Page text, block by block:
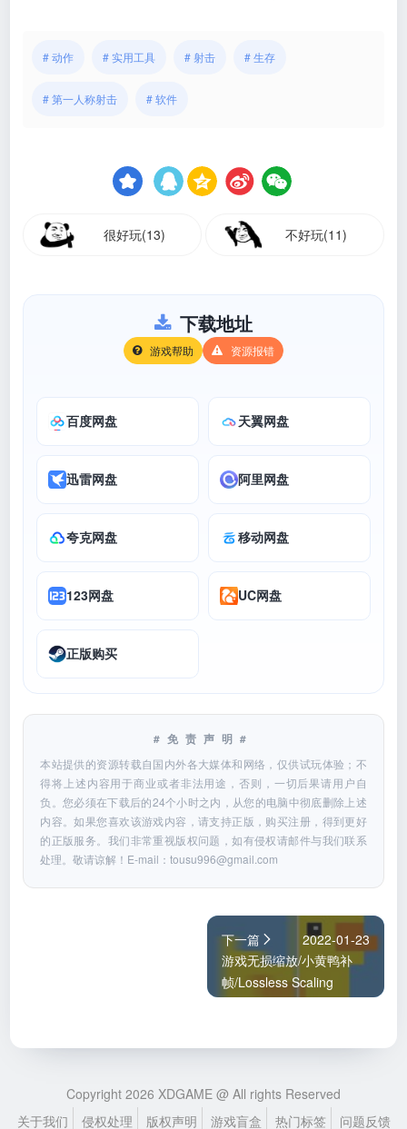
# 动作 # 实用工具 # 射击 # 生存
# 第一人称射击 # 软件
很好玩(13) 不好玩(11)
下载地址
游戏帮助 资源报错
百度网盘 天翼网盘
迅雷网盘 阿里网盘
夸克网盘 移动网盘
123网盘 UC网盘
正版购买
#免责声明#
本站提供的资源转载自国内外各大媒体和网络，仅供试玩体验；不
得将上述内容用于商业或者非法用途，否则，一切后果请用户自
负。您必须在下载后的24个小时之内，从您的电脑中彻底删除上述
内容。如果您喜欢该游戏内容，请支持正版，购买注册，得到更好
的正版服务。我们非常重视版权问题，如有侵权请邮件与我们联系
处理。敬请谅解！E-mail：tousu996@gmail.com
下一篇
2022-01-23
游戏无损缩放/小黄鸭补
帧/Lossless Scaling
Copyright 2026 XDGAME @ All rights Reserved
关于我们
侵权处理 版权声明 游戏盲盒 热门标签 问题反馈